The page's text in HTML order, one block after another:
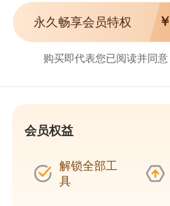
永久畅享会员特权 ￥
购买即代表您已阅读并同意
会员权益
解锁全部工
具